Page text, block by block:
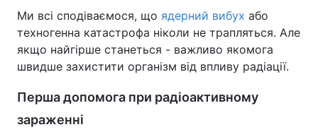
Зброя Інциденти
Здоров'я Туризм
Екологія
Ми всі сподіваємося, що ядерний вибух або
техногенна катастрофа ніколи не трапляться. Але
якщо найгірше станеться - важливо якомога
швидше захистити організм від впливу радіації.
Перша допомога при радіоактивному
зараженні